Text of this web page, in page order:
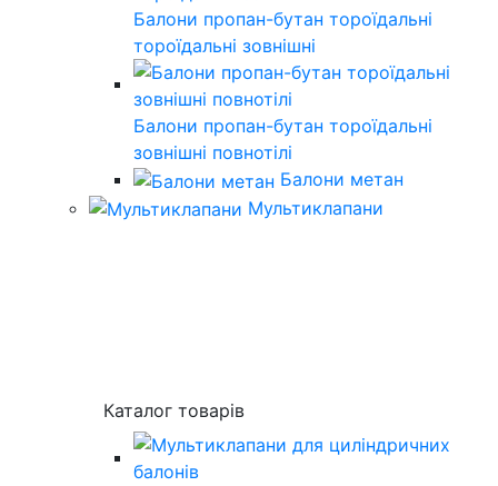
Балони пропан-бутан тороїдальні
тороїдальні зовнішні
Балони пропан-бутан тороїдальні
зовнішні повнотілі
Балони метан
Мультиклапани
Каталог товарів